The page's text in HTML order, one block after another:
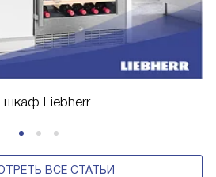
шкаф Liebherr
ВСЕ СТАТЬИ